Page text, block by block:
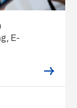
E-